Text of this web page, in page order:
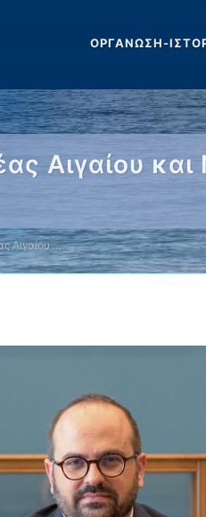
ΟΡΓΑΝΩΣΗ-
Αιγαίου
Αιγαίου …